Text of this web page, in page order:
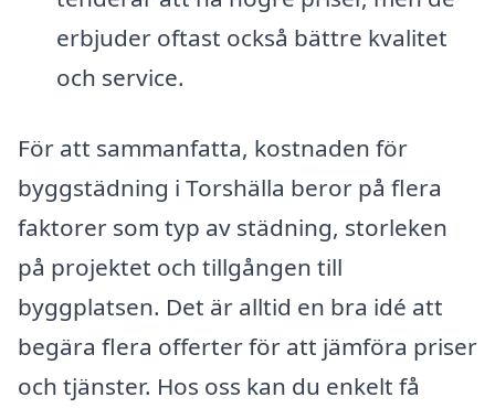
erbjuder oftast också bättre kvalitet
och service.
För att sammanfatta, kostnaden för
byggstädning i Torshälla beror på flera
faktorer som typ av städning, storleken
på projektet och tillgången till
byggplatsen. Det är alltid en bra idé att
begära flera offerter för att jämföra priser
och tjänster. Hos oss kan du enkelt få